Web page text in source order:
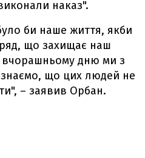
наказ".
би наше життя, якби
що захищає наш
вчорашньому дню ми з
що цих людей не
– заявив Орбан.